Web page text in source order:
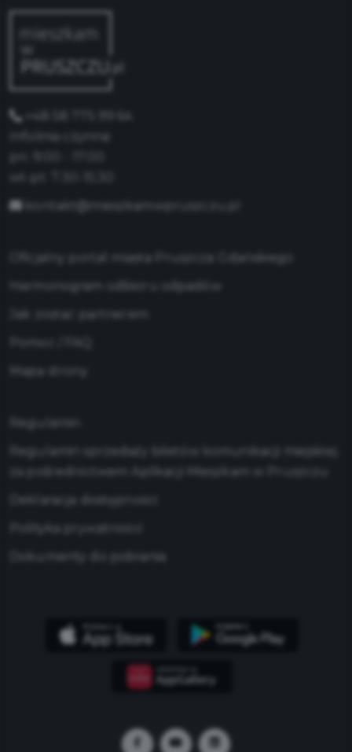
+48 58 775 99 64
Infolinia czynna:
kontakt@mieszkamwpruszczu.pl
Oficjalny portal miasta Pruszcza Gdańskiego
Harmonogram odbioru odpadów
Jak zostać partnerem
Mapa strony
Regulamin
Regulamin sprzedaży biletów komunikacji miejskiej
za pośrednictwem Aplikacji Mieszkam w Pruszczu
Deklaracja dostępności
Polityka prywatności
Dokumenty do pobrania